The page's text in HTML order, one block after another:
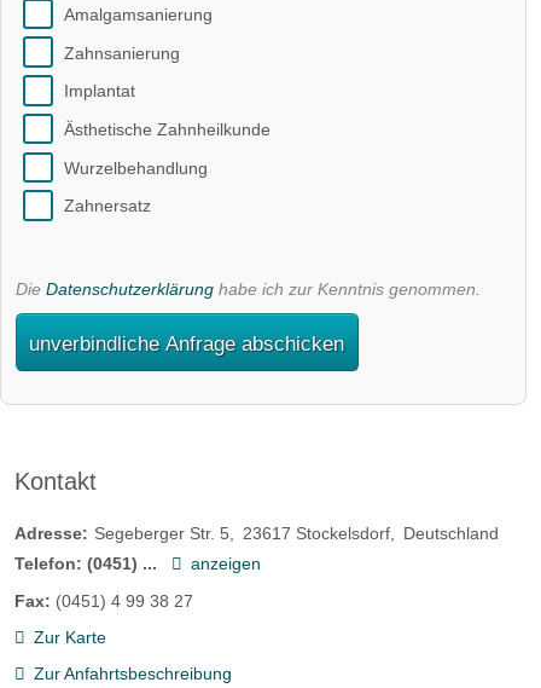
Amalgamsanierung
Zahnsanierung
Implantat
Ästhetische Zahnheilkunde
Wurzelbehandlung
Zahnersatz
Die Datenschutzerklärung habe ich zur Kenntnis genommen.
unverbindliche Anfrage abschicken
Kontakt
Adresse: Segeberger Str. 5 23617 Stockelsdorf
Deutschland
Telefon: (0451) ...
anzeigen
Fax: (0451) 4 99 38 27
Zur Karte
Zur Anfahrtsbeschreibung